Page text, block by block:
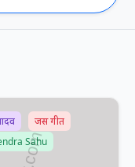
जस गीत
Sahu